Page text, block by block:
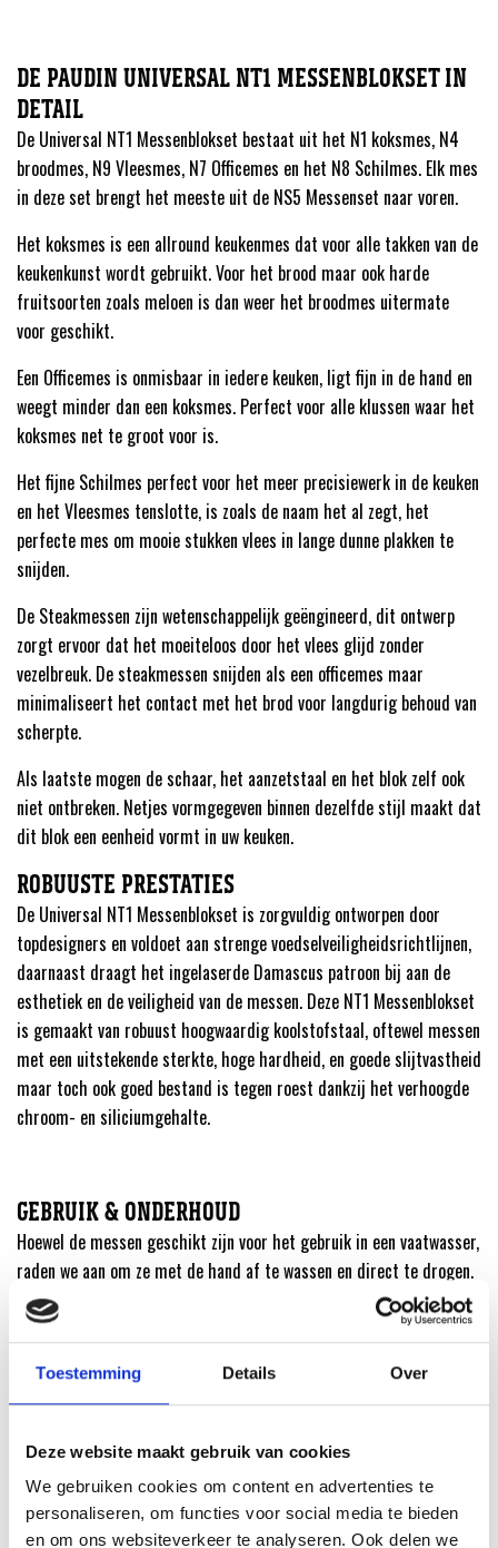
Toestemming Details Over
Deze website maakt gebruik van cookies
We gebruiken cookies om content en advertenties te
personaliseren, om functies voor social media te bieden
en om ons websiteverkeer te analyseren. Ook delen we
DE PAUDIN UNIVERSAL NT1 MESSENBLOKSET IN
DETAIL
De Universal NT1 Messenblokset bestaat uit het N1 koksmes, N4
broodmes, N9 Vleesmes, N7 Officemes en het N8 Schilmes. Elk mes
in deze set brengt het meeste uit de NS5 Messenset naar voren.
Het koksmes is een allround keukenmes dat voor alle takken van de
keukenkunst wordt gebruikt. Voor het brood maar ook harde
fruitsoorten zoals meloen is dan weer het broodmes uitermate
voor geschikt.
Een Officemes is onmisbaar in iedere keuken, ligt fijn in de hand en
weegt minder dan een koksmes. Perfect voor alle klussen waar het
koksmes net te groot voor is.
Het fijne Schilmes perfect voor het meer precisiewerk in de keuken
en het Vleesmes tenslotte, is zoals de naam het al zegt, het
perfecte mes om mooie stukken vlees in lange dunne plakken te
snijden.
De Steakmessen zijn wetenschappelijk geëngineerd, dit ontwerp
zorgt ervoor dat het moeiteloos door het vlees glijd zonder
vezelbreuk. De steakmessen snijden als een officemes maar
minimaliseert het contact met het brod voor langdurig behoud van
scherpte.
Als laatste mogen de schaar, het aanzetstaal en het blok zelf ook
niet ontbreken. Netjes vormgegeven binnen dezelfde stijl maakt dat
dit blok een eenheid vormt in uw keuken.
ROBUUSTE PRESTATIES
De Universal NT1 Messenblokset is zorgvuldig ontworpen door
topdesigners en voldoet aan strenge voedselveiligheidsrichtlijnen,
daarnaast draagt het ingelaserde Damascus patroon bij aan de
esthetiek en de veiligheid van de messen. Deze NT1 Messenblokset
is gemaakt van robuust hoogwaardig koolstofstaal, oftewel messen
met een uitstekende sterkte, hoge hardheid, en goede slijtvastheid
maar toch ook goed bestand is tegen roest dankzij het verhoogde
chroom- en siliciumgehalte.
GEBRUIK & ONDERHOUD
Hoewel de messen geschikt zijn voor het gebruik in een vaatwasser,
raden we aan om ze met de hand af te wassen en direct te drogen.
Zo garandeer je een langere levensduur. Bewaar je messen bij
voorkeur in het bijgeleverde messenblok om de Universal NT1
SPECIFICATIES VAN DEZE UNIVERSAL NT1
MESSENBLOKSET
Materiaal:Hoogwaardig Carbonstaal
Hardheid:56+ HRC voor duurzame scherpte en betrouwbare